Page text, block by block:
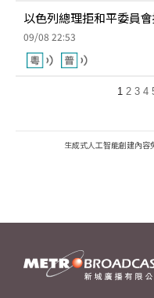
以色列總理拒和平委員
09/08 22:53
1 2 3 4
生成式人工智能創建內容